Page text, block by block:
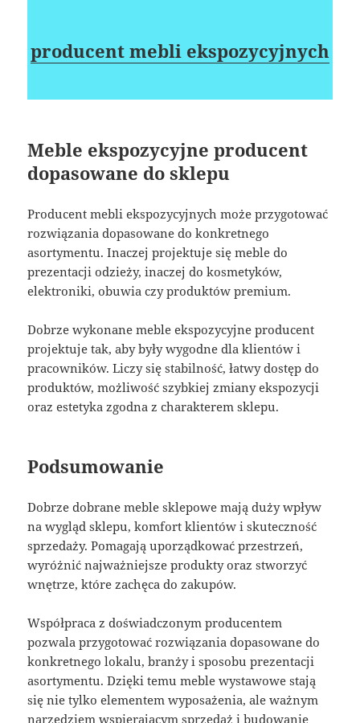
producent mebli ekspozycyjnych
Meble ekspozycyjne producent
dopasowane do sklepu
Producent mebli ekspozycyjnych może przygotować
rozwiązania dopasowane do konkretnego
asortymentu. Inaczej projektuje się meble do
prezentacji odzieży, inaczej do kosmetyków,
elektroniki, obuwia czy produktów premium.
Dobrze wykonane meble ekspozycyjne producent
projektuje tak, aby były wygodne dla klientów i
pracowników. Liczy się stabilność, łatwy dostęp do
produktów, możliwość szybkiej zmiany ekspozycji
oraz estetyka zgodna z charakterem sklepu.
Podsumowanie
Dobrze dobrane meble sklepowe mają duży wpływ
na wygląd sklepu, komfort klientów i skuteczność
sprzedaży. Pomagają uporządkować przestrzeń,
wyróżnić najważniejsze produkty oraz stworzyć
wnętrze, które zachęca do zakupów.
Współpraca z doświadczonym producentem
pozwala przygotować rozwiązania dopasowane do
konkretnego lokalu, branży i sposobu prezentacji
asortymentu. Dzięki temu meble wystawowe stają
się nie tylko elementem wyposażenia, ale ważnym
narzędziem wspierającym sprzedaż i budowanie